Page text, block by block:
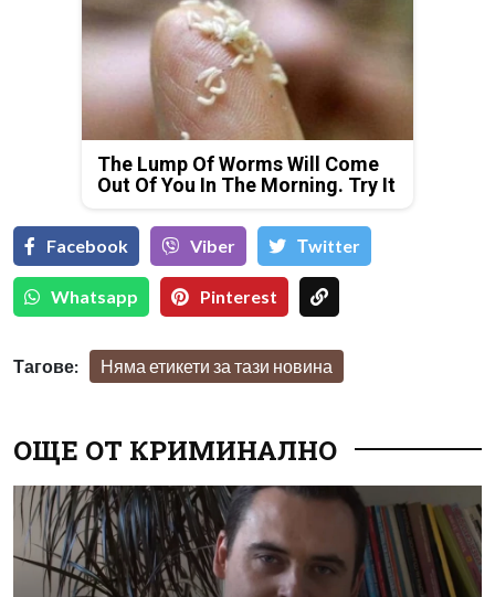
The Lump Of Worms Will Come
Out Of You In The Morning. Try It
Facebook Viber Тwitter
Whatsapp Pinterest
Тагове: Няма етикети за тази новина
ОЩЕ ОТ КРИМИНАЛНО